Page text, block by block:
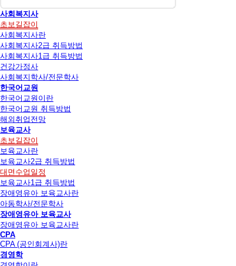
사회복지사
초보길잡이
사회복지사란
사회복지사2급 취득방법
사회복지사1급 취득방법
건강가정사
사회복지학사/전문학사
한국어교원
한국어교원이란
한국어교원 취득방법
해외취업전망
보육교사
초보길잡이
보육교사란
보육교사2급 취득방법
대면수업일정
보육교사1급 취득방법
장애영유아 보육교사란
아동학사/전문학사
장애영유아 보육교사
장애영유아 보육교사란
CPA
CPA (공인회계사)란
경영학